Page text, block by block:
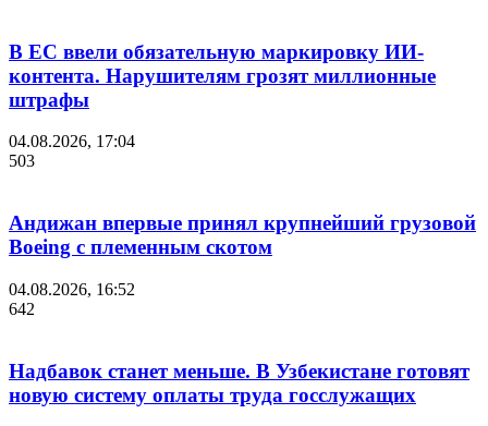
В ЕС ввели обязательную маркировку ИИ-
контента. Нарушителям грозят миллионные
штрафы
04.08.2026, 17:04
503
Андижан впервые принял крупнейший грузовой
Boeing с племенным скотом
04.08.2026, 16:52
642
Надбавок станет меньше. В Узбекистане готовят
новую систему оплаты труда госслужащих